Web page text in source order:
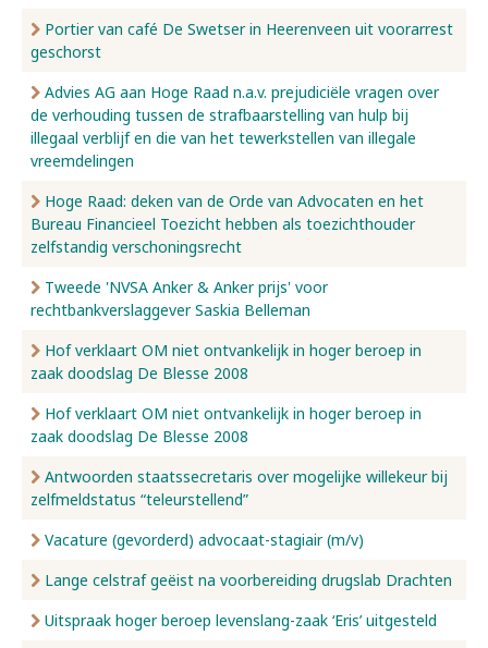
Portier van café De Swetser in Heerenveen uit voorarrest
geschorst
Advies AG aan Hoge Raad n.a.v. prejudiciële vragen over
de verhouding tussen de strafbaarstelling van hulp bij
illegaal verblijf en die van het tewerkstellen van illegale
vreemdelingen
Hoge Raad: deken van de Orde van Advocaten en het
Bureau Financieel Toezicht hebben als toezichthouder
zelfstandig verschoningsrecht
Tweede 'NVSA Anker & Anker prijs' voor
rechtbankverslaggever Saskia Belleman
Hof verklaart OM niet ontvankelijk in hoger beroep in
zaak doodslag De Blesse 2008
Hof verklaart OM niet ontvankelijk in hoger beroep in
zaak doodslag De Blesse 2008
Antwoorden staatssecretaris over mogelijke willekeur bij
zelfmeldstatus “teleurstellend”
Vacature (gevorderd) advocaat-stagiair (m/v)
Lange celstraf geëist na voorbereiding drugslab Drachten
Uitspraak hoger beroep levenslang-zaak ‘Eris’ uitgesteld